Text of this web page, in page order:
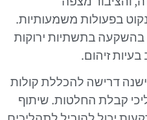
בפעולות משמעותיות.
בתשתיות ירוקות
זיהום.
דרישה להכללת קולות
קבלת החלטות. שיתוף